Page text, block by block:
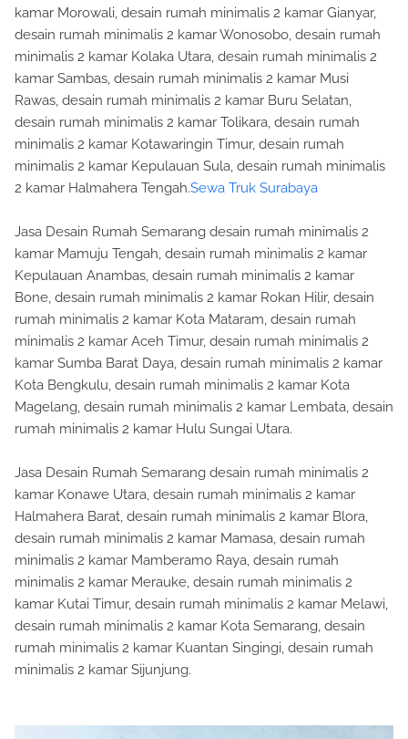
kamar Morowali, desain rumah minimalis 2 kamar Gianyar,
desain rumah minimalis 2 kamar Wonosobo, desain rumah
minimalis 2 kamar Kolaka Utara, desain rumah minimalis 2
kamar Sambas, desain rumah minimalis 2 kamar Musi
Rawas, desain rumah minimalis 2 kamar Buru Selatan,
desain rumah minimalis 2 kamar Tolikara, desain rumah
minimalis 2 kamar Kotawaringin Timur, desain rumah
minimalis 2 kamar Kepulauan Sula, desain rumah minimalis
2 kamar Halmahera Tengah.Sewa Truk Surabaya
Jasa Desain Rumah Semarang desain rumah minimalis 2
kamar Mamuju Tengah, desain rumah minimalis 2 kamar
Kepulauan Anambas, desain rumah minimalis 2 kamar
Bone, desain rumah minimalis 2 kamar Rokan Hilir, desain
rumah minimalis 2 kamar Kota Mataram, desain rumah
minimalis 2 kamar Aceh Timur, desain rumah minimalis 2
kamar Sumba Barat Daya, desain rumah minimalis 2 kamar
Kota Bengkulu, desain rumah minimalis 2 kamar Kota
Magelang, desain rumah minimalis 2 kamar Lembata, desain
rumah minimalis 2 kamar Hulu Sungai Utara.
Jasa Desain Rumah Semarang desain rumah minimalis 2
kamar Konawe Utara, desain rumah minimalis 2 kamar
Halmahera Barat, desain rumah minimalis 2 kamar Blora,
desain rumah minimalis 2 kamar Mamasa, desain rumah
minimalis 2 kamar Mamberamo Raya, desain rumah
minimalis 2 kamar Merauke, desain rumah minimalis 2
kamar Kutai Timur, desain rumah minimalis 2 kamar Melawi,
desain rumah minimalis 2 kamar Kota Semarang, desain
rumah minimalis 2 kamar Kuantan Singingi, desain rumah
minimalis 2 kamar Sijunjung.